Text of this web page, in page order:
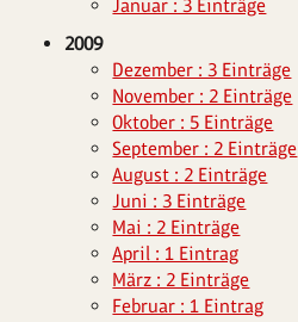
Januar : 3 Einträge
2009
Dezember : 3 Einträge
November : 2 Einträge
Oktober : 5 Einträge
September : 2 Einträge
August : 2 Einträge
Juni : 3 Einträge
Mai : 2 Einträge
April : 1 Eintrag
März : 2 Einträge
Februar : 1 Eintrag